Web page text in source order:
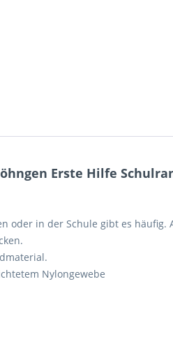
Erste Hilfe
oder in der Schule gibt es
Nylongewebe